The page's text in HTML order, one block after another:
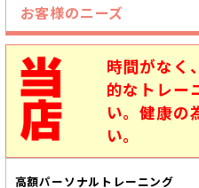
ソ
ナ
ル
ジ
ム
複
合
お客様のニーズ
時間がなく
的なトレー
い。健康の
い。